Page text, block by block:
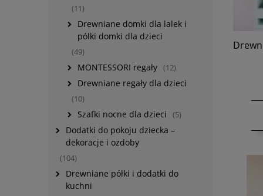
(11)
Drewniane domki dla lalek i
pólki domki dla dzieci
(49)
MONTESSORI regały (12)
Drewniane regały dla dzieci
(10)
Szafki nocne dla dzieci (5)
Dodatki do pokoju dziecka –
dekoracje i ozdoby
(104)
Drewniane półki i dodatki do
kuchni